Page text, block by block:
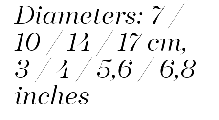
Diameters: 7 /
10 / 14 / 17 cm,
3 / 4 / 5,6 / 6,8
inches